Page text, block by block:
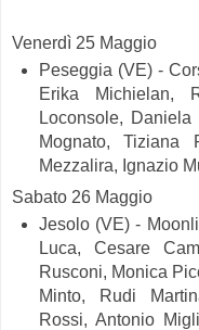
Venerdì 25 Maggio
Peseggia (VE) -
Erika Michielan,
Loconsole,
Mognato, Tiziana
Mezzalira, Ignazio
Sabato 26 Maggio
Jesolo (VE) -
Luca, Cesare
Rusconi, Monica
Minto, Rudi
Rossi, Antonio